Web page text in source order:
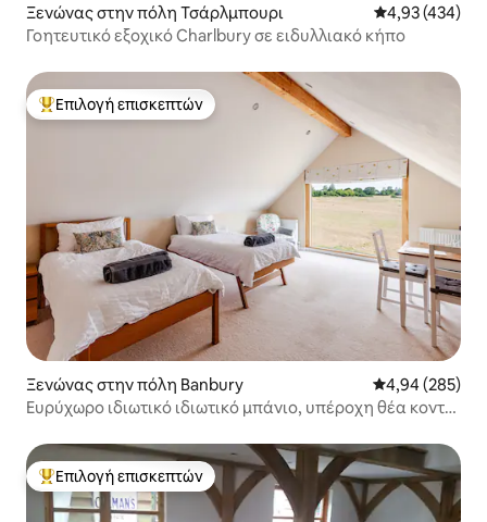
Ξενώνας στην πόλη Τσάρλμπουρι Μέση
4,93 (434)
Γοητευτικό εξοχικό Charlbury σε ειδυλλιακό κήπο
Κορυφαία επιλογή επισκεπτών
Επιλογή επισκεπτών
Ξενώνας στην πόλη Banbury Μέση
4,94 (285)
Ευρύχωρο ιδιωτικό ιδιωτικό μπάνιο, υπέροχη θέα κοντά
Κορυφαία επιλογή επισκεπτών
Επιλογή επισκεπτών